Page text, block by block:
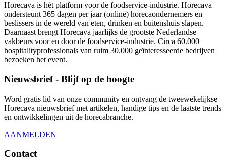
Horecava is hét platform voor de foodservice-industrie. Horecava
ondersteunt 365 dagen per jaar (online) horecaondernemers en
beslissers in de wereld van eten, drinken en buitenshuis slapen.
Daarnaast brengt Horecava jaarlijks de grootste Nederlandse
vakbeurs voor en door de foodservice-industrie. Circa 60.000
hospitalityprofessionals van ruim 30.000 geïnteresseerde bedrijven
bezoeken het event.
Nieuwsbrief - Blijf op de hoogte
Word gratis lid van onze community en ontvang de tweewekelijkse
Horecava nieuwsbrief met artikelen, handige tips en de laatste trends
en ontwikkelingen uit de horecabranche.
AANMELDEN
Contact